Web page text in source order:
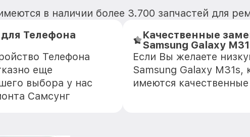
в наличии более 3.700 запчастей для
Телефона
Телефона
еще
выбора у нас
Самсунг
Качественные
Samsung Galaxy
Если Вы желаете
Samsung Galaxy
имеются